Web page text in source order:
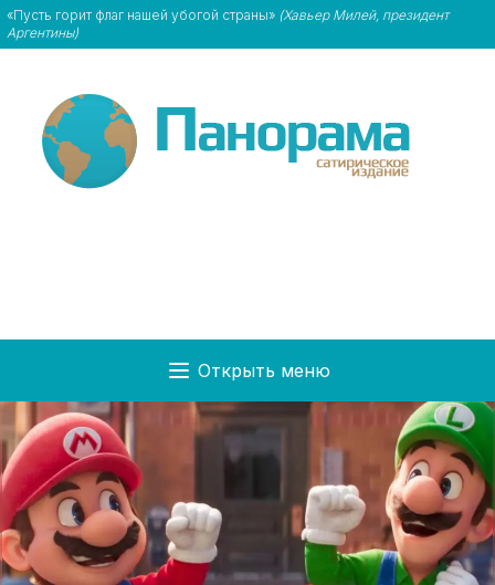
«Пусть горит флаг нашей убогой страны» (Хавьер Милей, президент
Аргентины)
Открыть меню